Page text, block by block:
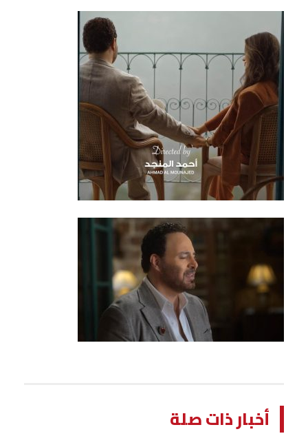
أخبار ذات صلة